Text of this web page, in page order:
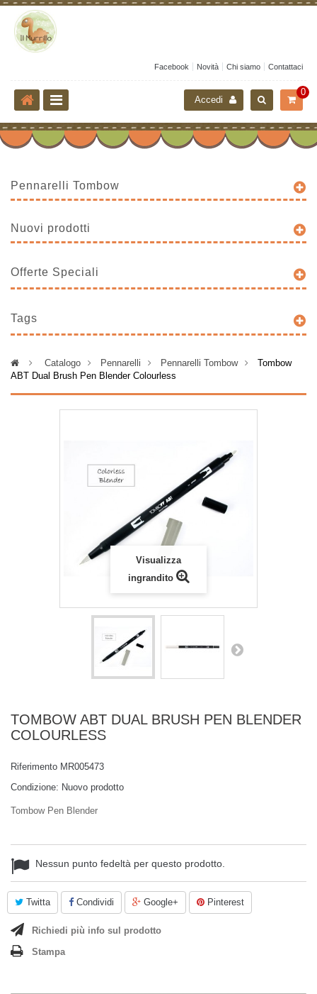
Facebook Novità Chi siamo Contattaci
0
Accedi
Pennarelli Tombow
Nuovi prodotti
Offerte Speciali
Tags
> Catalogo > Pennarelli > Pennarelli Tombow >
Tombow
ABT Dual Brush Pen Blender Colourless
Visualizza
ingrandito
TOMBOW ABT DUAL BRUSH PEN BLENDER
COLOURLESS
Riferimento MR005473
Condizione: Nuovo prodotto
Tombow Pen Blender
Nessun punto fedeltà per questo prodotto.
Twitta Condividi Google+ Pinterest
Richiedi più info sul prodotto
Stampa